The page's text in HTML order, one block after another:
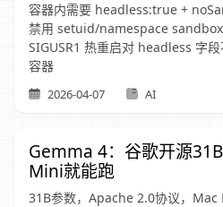
容器内需要 headless:true +
禁用 setuid/namespace sandbox
SIGUSR1 热重启对 headless 字
容器
2026-04-07 AI
Gemma 4：谷歌开源
Mini就能跑
31B参数，Apache 2.0协议，